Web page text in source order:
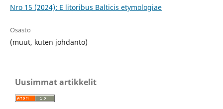
Nro 15 (2024): E litoribus Balticis etymologiae
Osasto
(muut, kuten johdanto)
Uusimmat artikkelit